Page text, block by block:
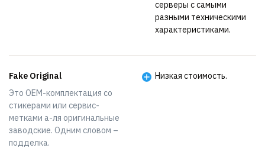
серверы с самыми
разными техническими
характеристиками.
Fake Original
Это OEM-комплектация со
стикерами или сервис-
метками а-ля оригинальные
заводские. Одним словом –
подделка.
Низкая стоимость.